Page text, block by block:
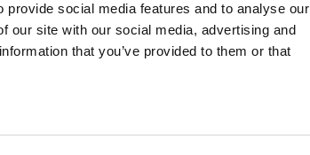
social media features and to analyse our
our site with our social media, advertising and
that you’ve provided to them or that